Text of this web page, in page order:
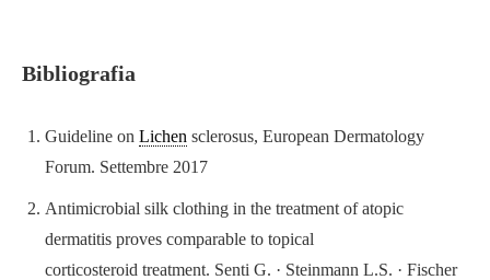
Bibliografia
Guideline on Lichen sclerosus, European Dermatology
Forum. Settembre 2017
Antimicrobial silk clothing in the treatment ofatopic
dermatitis proves comparable to topical
corticosteroid treatment. Senti G. · Steinmann L.S. · Fischer